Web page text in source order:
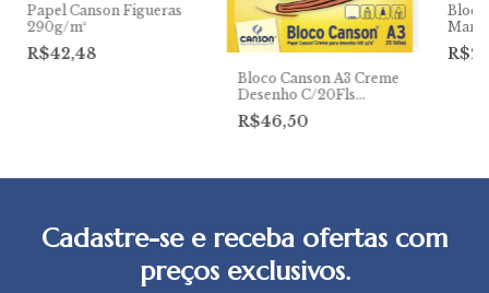
Papel Canson Figueras
290g/m²
R$42,48
Bloco Canson A3 Creme
Desenho C/20Fls
140g/m²
R$46,50
Bloco
90g/
Cadastre-se e receba ofertas com
preços exclusivos.